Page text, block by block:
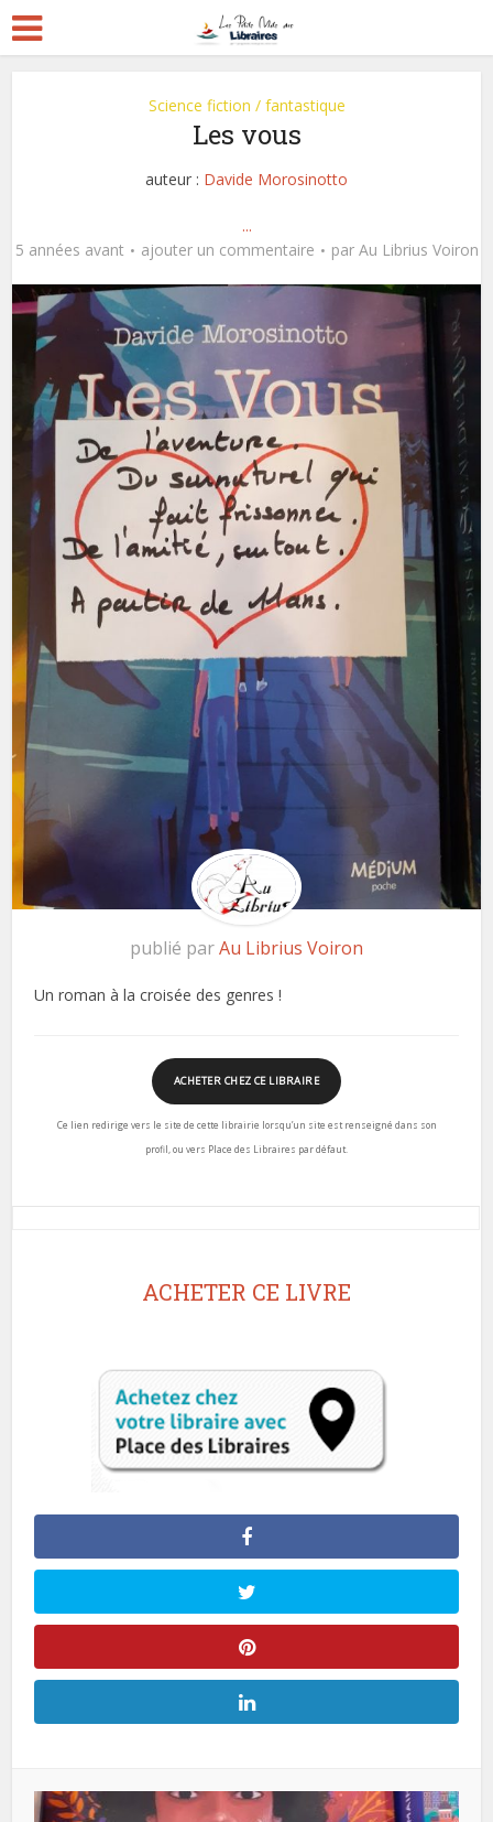
Science fiction / fantastique
Les vous
auteur : Davide Morosinotto
...
5 années avant
ajouter un commentaire par Au Librius Voiron
publié parAu Librius Voiron
Un roman à la croisée des genres !
ACHETER CHEZ CE LIBRAIRE
Ce lien redirige vers le site de cette librairie lorsqu’un site est renseigné dans son
profil, ou vers Place des Libraires par défaut.
ACHETER CE LIVRE